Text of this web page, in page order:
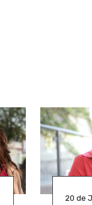
20 de